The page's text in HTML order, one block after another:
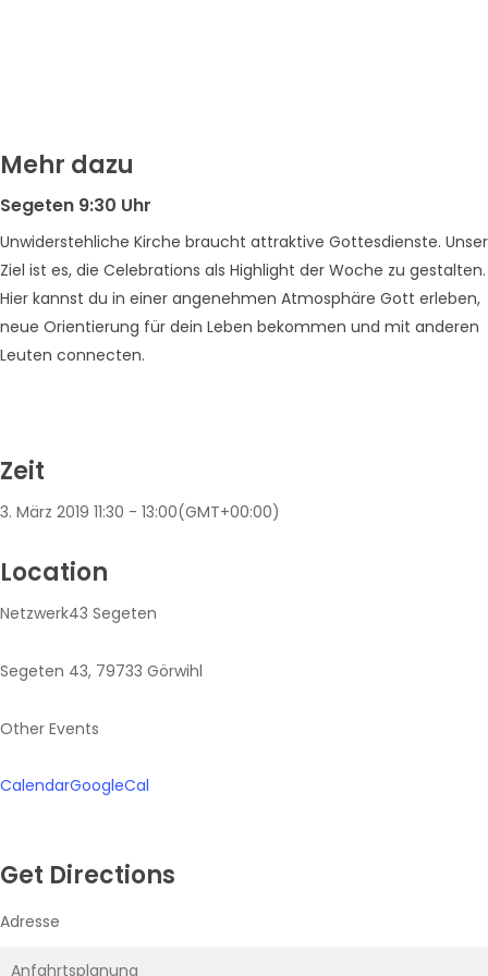
Mehr dazu
Segeten 9:30 Uhr
Unwiderstehliche Kirche braucht attraktive Gottesdienste. Unser
Ziel ist es, die Celebrations als Highlight der Woche zu gestalten.
Hier kannst du in einer angenehmen Atmosphäre Gott erleben,
neue Orientierung für dein Leben bekommen und mit anderen
Leuten connecten.
Zeit
3. März 2019 11:30 - 13:00(GMT+00:00)
Location
Netzwerk43 Segeten
Segeten 43, 79733 Görwihl
Other Events
CalendarGoogleCal
Get Directions
Adresse